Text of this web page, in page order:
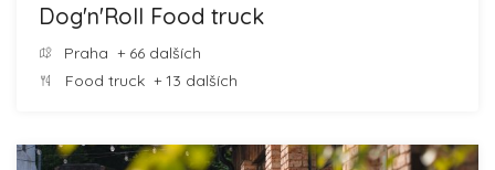
Dog'n'Roll Food truck
Praha + 66 dalších
Food truck + 13 dalších